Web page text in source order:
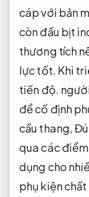
cáp với bản
còn đầu bịt
thương tích
lực tốt. Khi
tiến độ.
để cố định
cầu thang,
qua các
dụng cho
phụ kiện